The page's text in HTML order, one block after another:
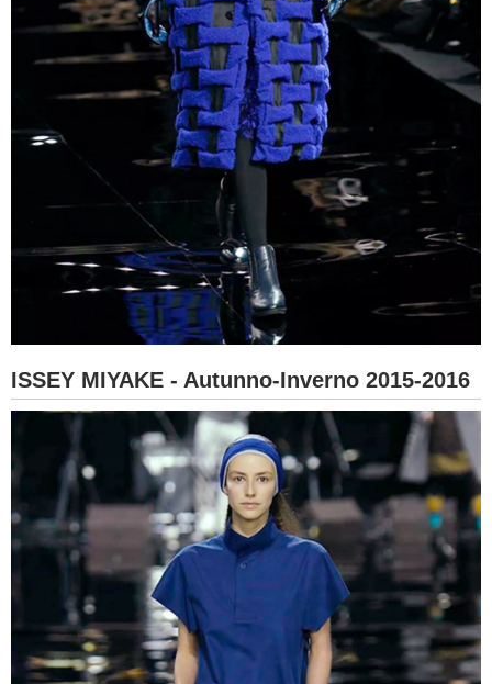
ISSEY MIYAKE - Autunno-Inverno 2015-2016